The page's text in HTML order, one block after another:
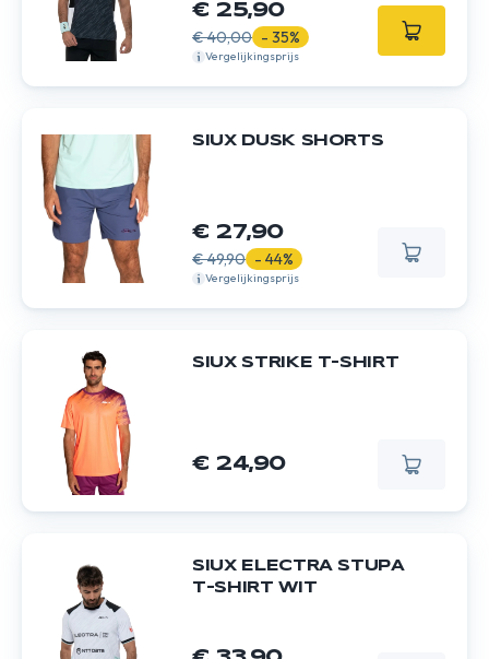
€ 25,90
€ 40,00 - 35%
Vergelijkingsprijs
SIUX DUSK SHORTS
€ 27,90
€ 49,90 - 44%
Vergelijkingsprijs
SIUX STRIKE T-SHIRT
€ 24,90
SIUX ELECTRA STUPA
T-SHIRT WIT